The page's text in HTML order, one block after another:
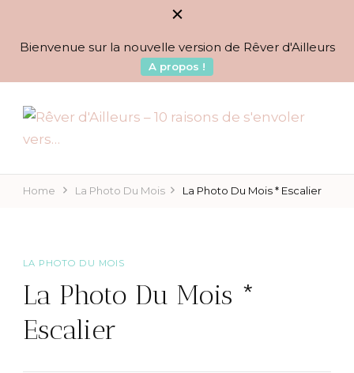
Bienvenue sur la nouvelle version de Rêver d'Ailleurs
A propos !
Rêver d'Ailleurs – 10
BLOG VOYAGES DEPUIS 2010
Home La Photo Du Mois La Photo Du Mois * Escalier
LA PHOTO DU MOIS
La Photo Du Mois *
Escalier